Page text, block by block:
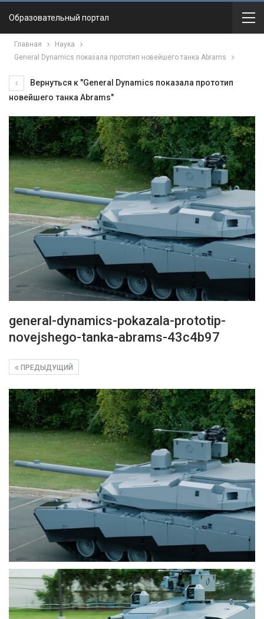
Образовательный портал
Главная
Наука
General Dynamics показала прототип новейшего танка Abrams
Вернуться к "General Dynamics показала прототип
новейшего танка Abrams"
general-dynamics-pokazala-prototip-
novejshego-tanka-abrams-43c4b97
ПРЕДЫДУЩИЙ